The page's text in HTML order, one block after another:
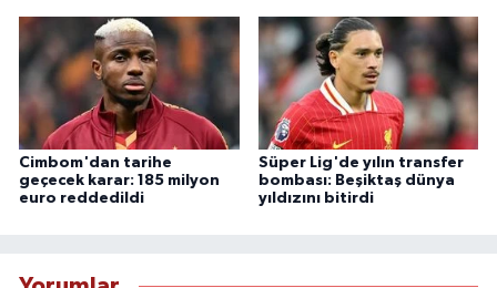
Cimbom'dan tarihe
geçecek karar: 185 milyon
euro reddedildi
Süper Lig'de yılın transfer
bombası: Beşiktaş dünya
yıldızını bitirdi